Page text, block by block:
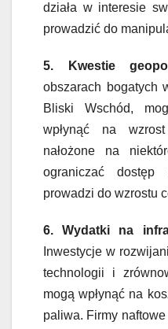
działa w interesie
prowadzić do
5. Kwestie
obszarach bogatych
Bliski Wschód,
wpłynąć na
nałożone na
ograniczać
prowadzi do wzrostu
6. Wydatki na
Inwestycje w
technologii i
mogą wpłynąć na
paliwa. Firmy